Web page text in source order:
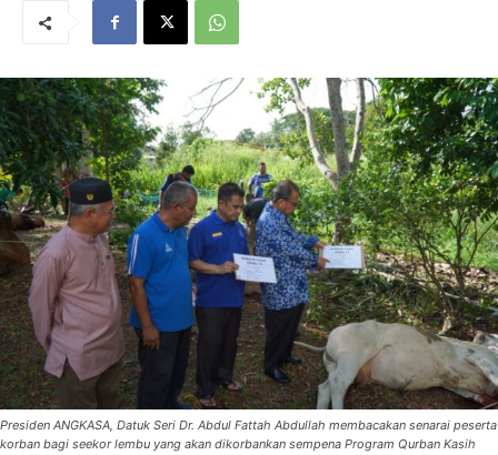
Presiden ANGKASA, Datuk Seri Dr. Abdul Fattah Abdullah membacakan senarai peserta
korban bagi seekor lembu yang akan dikorbankan sempena Program Qurban Kasih